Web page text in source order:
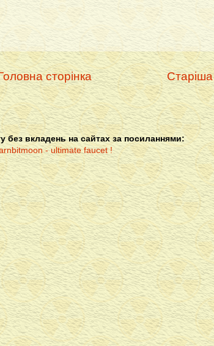
Старіша
сторінка
без вкладень на сайтах за посиланнями: